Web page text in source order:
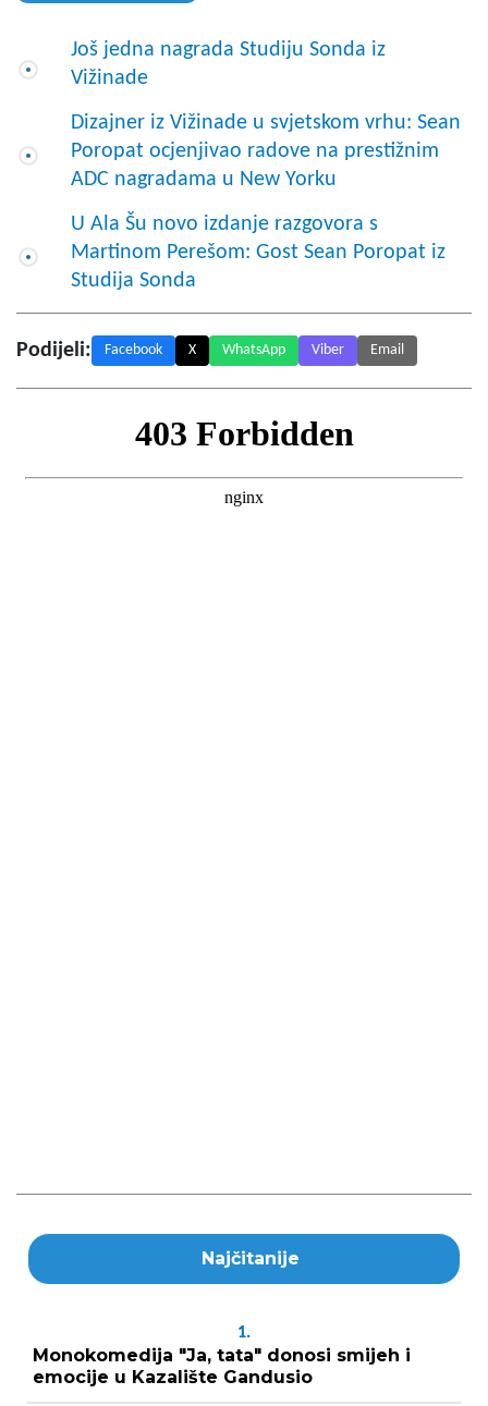
Još jedna nagrada Studiju Sonda iz
Vižinade
Dizajner iz Vižinade u svjetskom vrhu: Sean
Poropat ocjenjivao radove na prestižnim
ADC nagradama u New Yorku
U Ala Šu novo izdanje razgovora s
Martinom Perešom: Gost Sean Poropat iz
Studija Sonda
Podijeli: Facebook X WhatsApp Viber Email
Najčitanije
1.
Monokomedija "Ja, tata" donosi smijeh i
emocije u Kazalište Gandusio